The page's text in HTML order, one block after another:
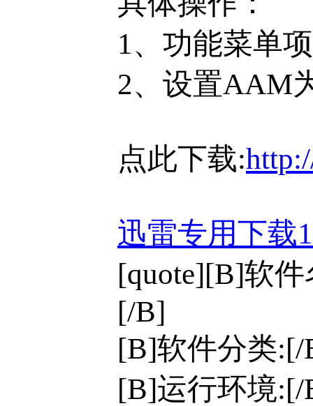
1、功能菜单
2、设置AAM
点此下载:
迅雷专用下载
[quote][B]软
[/B]
[B]软件分类
[B]运行环境:[/